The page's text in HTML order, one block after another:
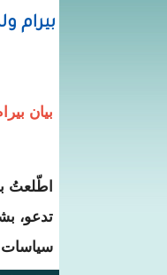
بيرام
بيان بيرام
تدعو،
سياسات